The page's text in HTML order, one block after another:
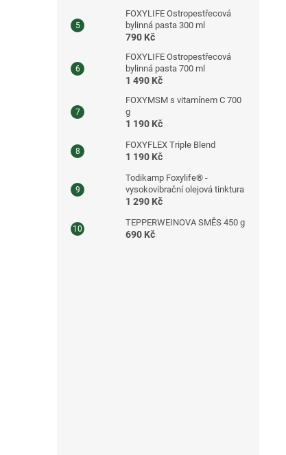
FOXYLIFE Ostropestřecová
bylinná pasta 300 ml
790 Kč
FOXYLIFE Ostropestřecová
bylinná pasta 700 ml
1 490 Kč
FOXYMSM s vitamínem C 700
g
1 190 Kč
FOXYFLEX Triple Blend
1 190 Kč
Todikamp Foxylife® -
vysokovibrační olejová tinktura
1 290 Kč
TEPPERWEINOVA SMĚS 450 g
690 Kč